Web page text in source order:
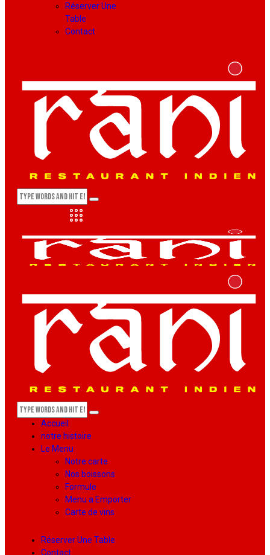
Réserver Une
Table
Contact
Accueil
notre histoire
Le Menu
Notre carte
Nos boissons
Formule
Menu a Emporter
Carte de vins
Réserver Une Table
Contact